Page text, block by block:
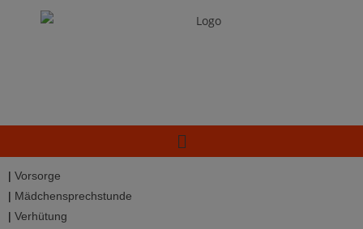
| Vorsorge
| Mädchensprechstunde
| Verhütung